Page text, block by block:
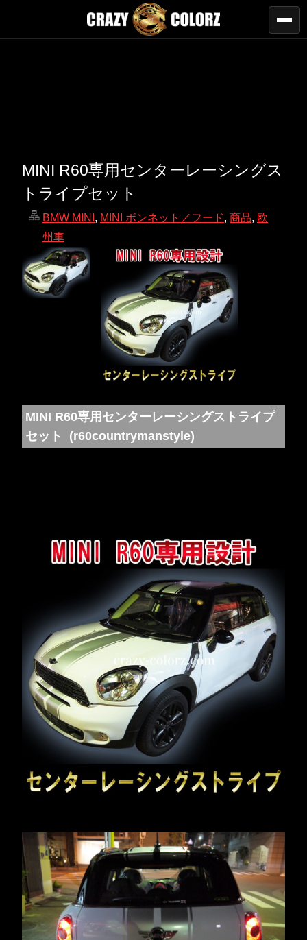
MINI R60専用センターレーシングス
トライプセット
BMW MINI , MINI ボンネット／フード, 商品, 欧
州車
MINI R60専用センターレーシングストライプ
セット (r60countrymanstyle)